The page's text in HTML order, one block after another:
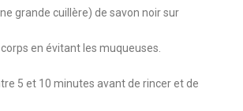
grande cuillère) de savon noir sur
corps en évitant les muqueuses.
5 et 10 minutes avant de rincer et de